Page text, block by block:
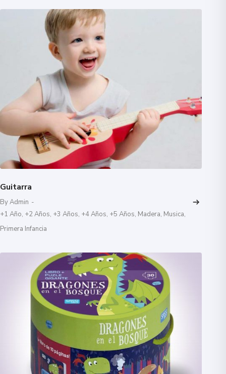
Guitarra
By Admin -
+1 Año, +2 Años, +3 Años, +4 Años, +5 Años, Madera, Musica,
Primera Infancia